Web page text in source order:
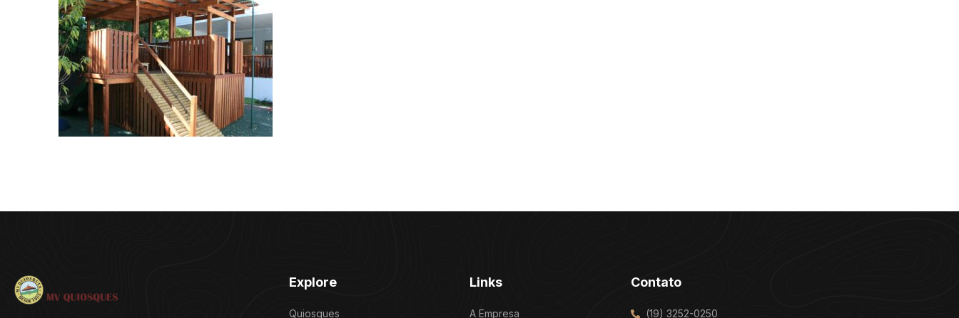
Explore
Quiosques
Links
A Empresa
Contato
(19) 3252-0250